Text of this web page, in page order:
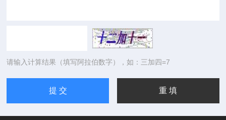
请输入计算结果（填写阿拉伯数字），如：三加四=7